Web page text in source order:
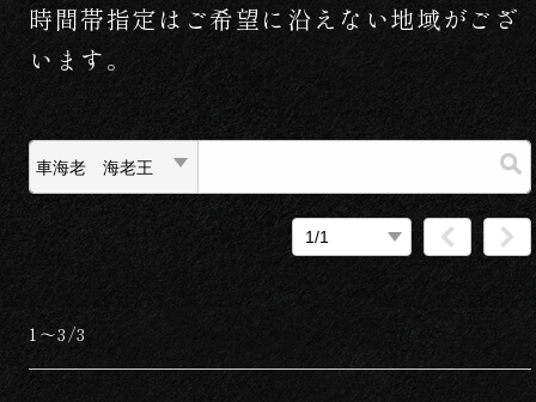
時間帯指定はご希望に沿えない地域がござ
います。
1～3/3 価格が安い